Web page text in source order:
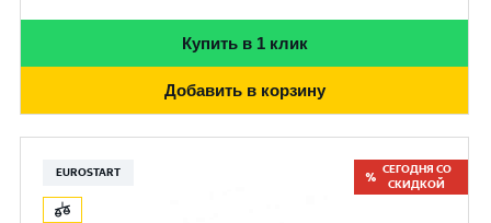
Купить в 1 клик
Добавить в корзину
EUROSTART
СЕГОДНЯ СО
СКИДКОЙ